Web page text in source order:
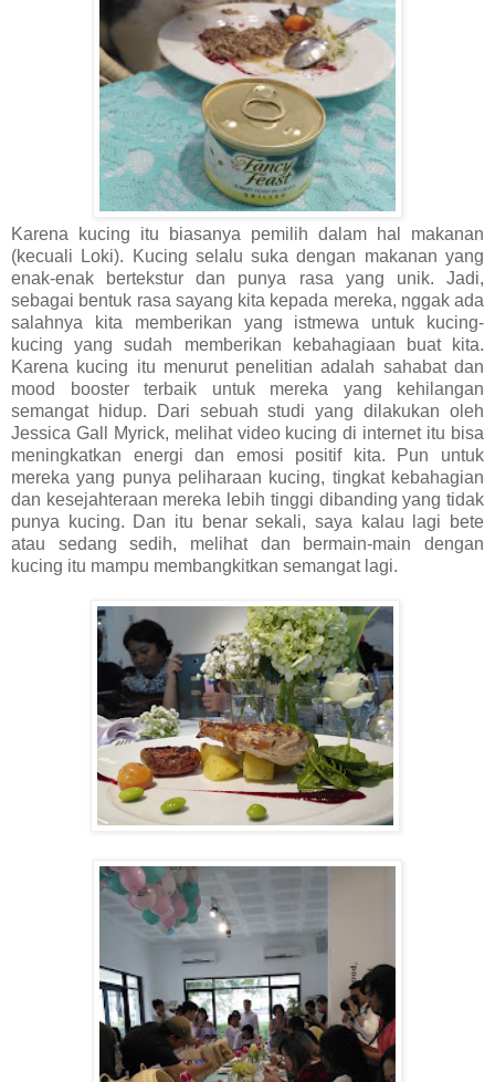
Karena kucing itu biasanya pemilih dalam hal makanan
(kecuali Loki). Kucing selalu suka dengan makanan yang
enak-enak bertekstur dan punya rasa yang unik. Jadi,
sebagai bentuk rasa sayang kita kepada mereka, nggak ada
salahnya kita memberikan yang istmewa untuk kucing-
kucing yang sudah memberikan kebahagiaan buat kita.
Karena kucing itu menurut penelitian adalah sahabat dan
mood booster terbaik untuk mereka yang kehilangan
semangat hidup. Dari sebuah studi yang dilakukan oleh
Jessica Gall Myrick, melihat video kucing di internet itu bisa
meningkatkan energi dan emosi positif kita. Pun untuk
mereka yang punya peliharaan kucing, tingkat kebahagian
dan kesejahteraan mereka lebih tinggi dibanding yang tidak
punya kucing. Dan itu benar sekali, saya kalau lagi bete
atau sedang sedih, melihat dan bermain-main dengan
kucing itu mampu membangkitkan semangat lagi.